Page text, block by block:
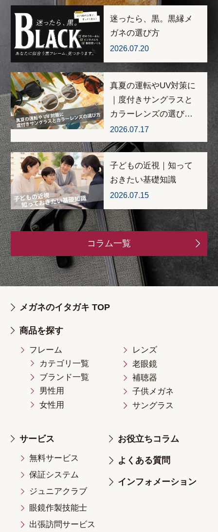
迷ったら、黒。黒縁メ
ガネの選び方
2026.07.20
真夏の運転やUV対策に
｜度付きサングラスと
カラーレンズの選び…
2026.07.17
子どもの近視｜知って
おきたい基礎知識
2026.07.15
コラム一覧
メガネのイタガキ TOP
商品を探す
フレーム
カテゴリ一覧
ブランド一覧
男性用
女性用
レンズ
老眼鏡
補聴器
子供メガネ
サングラス
サービス
無料サービス
保証システム
ジュニアクラブ
眼鏡作製技能士
出張訪問サービス
お役立ちコラム
よくある質問
インフォメーション